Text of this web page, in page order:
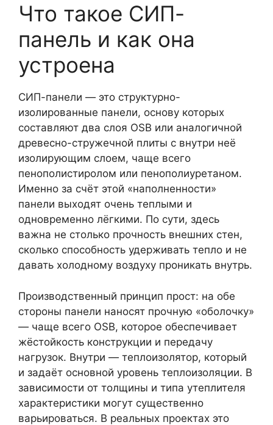
Что такое СИП-
панель и как она
устроена
СИП-панели — это структурно-
изолированные панели, основу которых
составляют два слоя OSB или аналогичной
древесно-стружечной плиты с внутри неё
изолирующим слоем, чаще всего
пенополистиролом или пенополиуретаном.
Именно за счёт этой «наполненности»
панели выходят очень теплыми и
одновременно лёгкими. По сути, здесь
важна не столько прочность внешних стен,
сколько способность удерживать тепло и не
давать холодному воздуху проникать внутрь.
Производственный принцип прост: на обе
стороны панели наносят прочную «оболочку»
— чаще всего OSB, которое обеспечивает
жёстойкость конструкции и передачу
нагрузок. Внутри — теплоизолятор, который
и задаёт основной уровень теплоизоляции. В
зависимости от толщины и типа утеплителя
характеристики могут существенно
варьироваться. В реальных проектах это